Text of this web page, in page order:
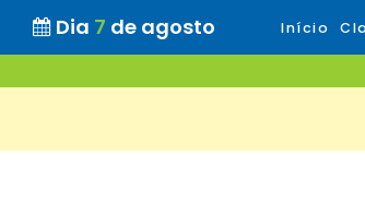
Dia 7 de agosto Início